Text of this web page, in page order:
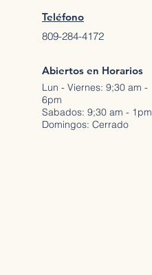
Teléfono
809-284-4172
Abiertos en Horarios
Lun - Viernes: 9;30 am -
6pm
Sabados: 9;30 am - 1pm
Domingos: Cerrado